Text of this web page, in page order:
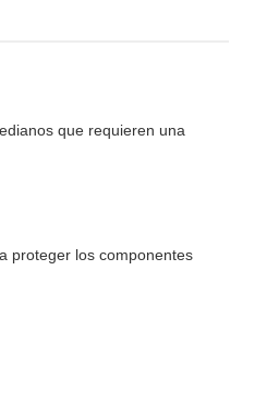
que requieren una
a proteger los componentes